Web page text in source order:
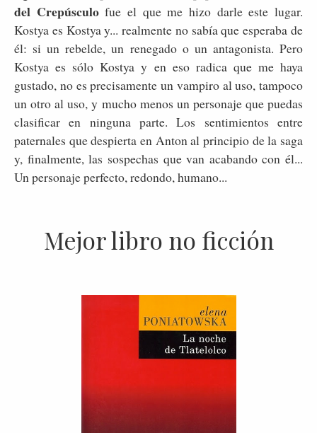
del Crepúsculofue el que me hizo darle este lugar.
Kostya es Kostya y... realmente no sabía que esperaba de
él: si un rebelde, un renegado o un antagonista. Pero
Kostya es sólo Kostya y en eso radica que me haya
gustado, no es precisamente un vampiro al uso, tampoco
un otro al uso, y mucho menos un personaje que puedas
clasificar en ninguna parte. Los sentimientos entre
paternales que despierta en Anton al principio de la saga
y, finalmente, las sospechas que van acabando con él...
Un personaje perfecto, redondo, humano...
Mejor libro no ficción